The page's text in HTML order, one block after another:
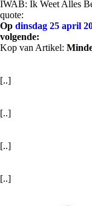
IWAB: Ik Weet Alles
quote:
Op dinsdag 25 april
volgende:
Kop van Artikel:
[..]
[..]
[..]
[..]